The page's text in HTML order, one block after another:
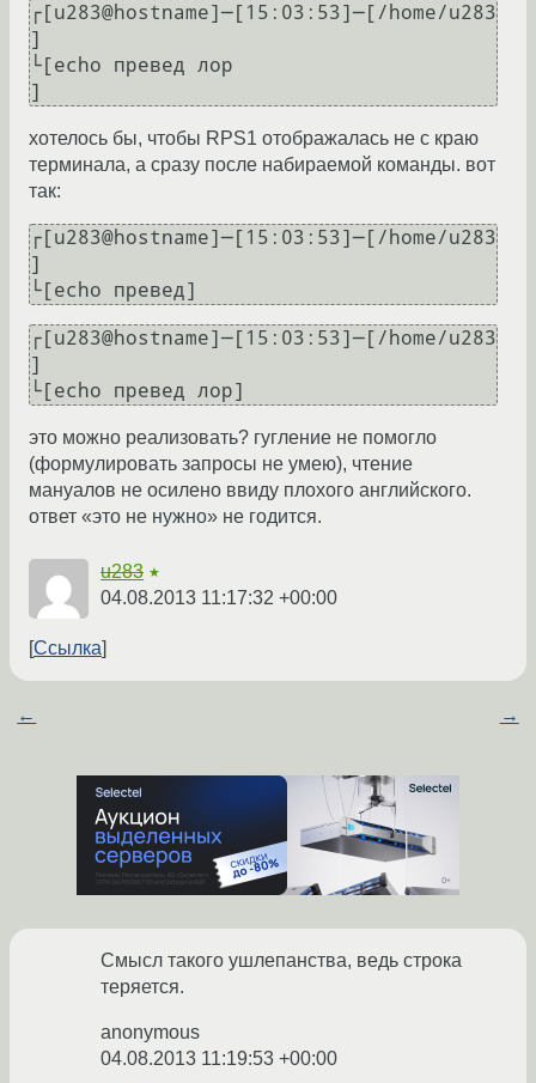
┌[u283@hostname]─[15:03:53]─[/home/u283
]
└[echo превед лор
хотелось бы, чтобы RPS1 отображалась не с краю
терминала, а сразу после набираемой команды. вот
так:
┌[u283@hostname]─[15:03:53]─[/home/u283
]
┌[u283@hostname]─[15:03:53]─[/home/u283
]
это можно реализовать? гугление не помогло
(формулировать запросы не умею), чтение
мануалов не осилено ввиду плохого английского.
ответ «это не нужно» не годится.
u283 ★
04.08.2013 11:17:32 +00:00
Ссылка
← →
Смысл такого ушлепанства, ведь строка
теряется.
anonymous
04.08.2013 11:19:53 +00:00